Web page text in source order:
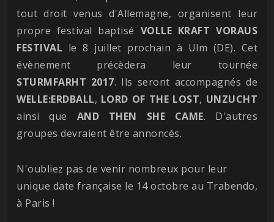
tout droit venus d'Allemagne, organisent leur
propre festival baptisé VOLLE KRAFT VORAUS
FESTIVAL le 8 juillet prochain à Ulm (DE). Cet
évènement précèdera leur tournée
STURMFARHT 2017. Ils seront accompagnés de
WELLE:ERDBALL, LORD OF THE LOST, UNZUCHT
ainsi que AND THEN SHE CAME. D'autres
groupes devraient être annoncés.
N'oubliez pas de venir nombreux pour leur
unique date française le 14 octobre au Trabendo,
à Paris !